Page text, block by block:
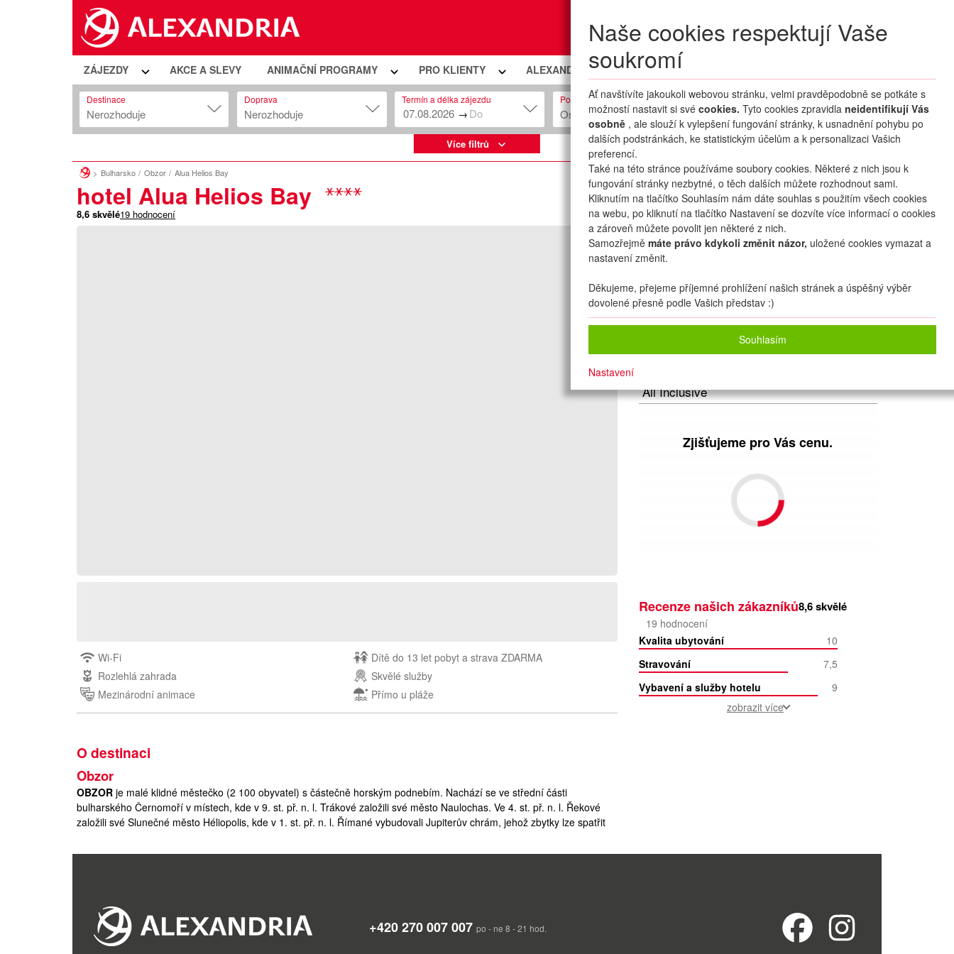
MojePřihlášení
Naše cookies respektují Vaše
soukromí
Ať navštívíte jakoukoli webovou stránku, velmi pravděpodobně se potkáte s
možností nastavit si své cookies. Tyto cookies zpravidla neidentifikují Vás
osobně , ale slouží k vylepšení fungování stránky, k usnadnění pohybu po
dalších podstránkách, ke statistickým účelům a k personalizaci Vašich
preferencí.
Také na této stránce používáme soubory cookies. Některé z nich jsou k
fungování stránky nezbytné, o těch dalších můžete rozhodnout sami.
Kliknutím na tlačítko Souhlasím nám dáte souhlas s použitím všech cookies
na webu, po kliknutí na tlačítko Nastavení se dozvíte více informací o cookies
a zároveň můžete povolit jen některé z nich.
Samozřejmě máte právo kdykoli změnit názor, uložené cookies vymazat a
nastavení změnit.
Děkujeme, přejeme příjemné prohlížení našich stránek a úspěšný výběr
dovolené přesně podle Vašich představ :)
Souhlasím
Nastavení
ZÁJEZDY AKCE A SLEVY ANIMAČNÍ PROGRAMY PRO KLIENTY ALEXANDRIA PREMIUM CLUB
Destinace
Nerozhoduje
Doprava
Nerozhoduje
Termín a délka zájezdu
→
Počet osob
Osob: 2 + 0 HLEDAT ZÁJEZDY
Více filtrů
Bulharsko Obzor Alua Helios Bay
hotel Alua Helios Bay
8,6 skvělé19 hodnocení mapa oblíbené sdílet
Wi-Fi
Dítě do 13 let pobyt a strava ZDARMA
Rozlehlá zahrada
Skvělé služby
Mezinárodní animace
Přímo u pláže
30.08. – 06.09.2026 (8 dní/7 nocí)
Doprava
Letecky - Praha Detail letu
2 dospělí+0 dětí
All Inclusive
Zjišťujeme pro Vás cenu.
Recenze našich zákazníků8,6skvělé
19 hodnocení
Kvalita ubytování
10
Stravování
7,5
Vybavení a služby hotelu
9
zobrazit více
O destinaci
Obzor
OBZOR je malé klidné městečko (2 100 obyvatel) s částečně horským podnebím. Nachází se ve střední části
bulharského Černomoří v místech, kde v 9. st. př. n. l. Trákové založili své město Naulochas. Ve 4. st. př. n. l. Řekové
založili své Slunečné město Héliopolis, kde v 1. st. př. n. l. Římané vybudovali Jupiterův chrám, jehož zbytky lze spatřit
sloupů právě z tohoto chrámu. Ve středověku Bulhaři vybudovali pevnost Koziak. Její zbytky se nachází 3 km od
Pláž letoviska patří k jedné z největších a nejkrásnějších pláží černomořského pobřeží.
Obzor se rychle rozvíjí a stává se v centrální části Černomoří velmi populárním střediskem.
I v tomto středisku je Vám k dispozici náš delegát. Stejně jako na ostatních místech Černomoří i zde je pro Vás
+420 270 007 007 po - ne 8 - 21 hod.